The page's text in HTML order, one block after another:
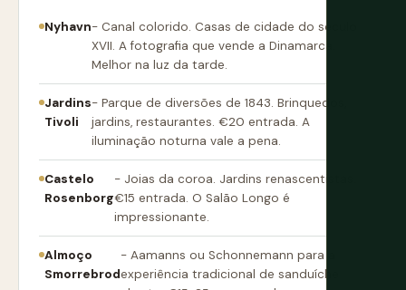
Nyhavn- Canal colorido. Casas de cidade do século
XVII. A fotografia que vende a Dinamarca.
Melhor na luz da tarde.
Jardins
Tivoli
- Parque de diversões de 1843. Brinquedos,
jardins, restaurantes. €20 entrada. A
iluminação noturna vale a pena.
Castelo
Rosenborg
- Joias da coroa. Jardins renascentistas.
€15 entrada. O Salão Longo é
impressionante.
Almoço
Smorrebrod
- Aamanns ou Schonnemann para a
experiência tradicional de sanduíche